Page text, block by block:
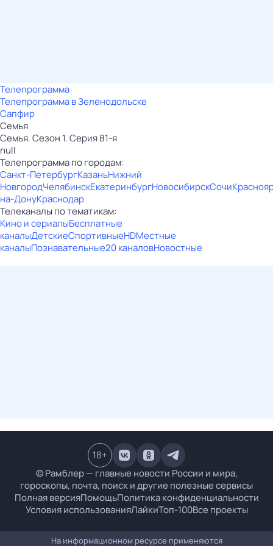
Телепрограмма
Телепрограмма в Зеленодольске
Сапфир
Семья
Семья. Сезон 1. Серия 81-я
null
Телепрограмма по городам:
Санкт-ПетербургКазаньНижний
НовгородЧелябинскЕкатеринбургНовосибирскСочи
на-ДонуКраснодар
Телеканалы по тематикам:
Кино и сериалыБесплатные
каналыДетскиеСпортивныеHDМестные
каналыПознавательные20 каналовНовостные
© Рамблер — главные новости России и мира,
гороскопы, почта, поиск и другие полезные сервисы
Полная версияПомощьПолитика конфиденциальности
Условия использованияЛайкиТоп-100Все проекты
18+
На информационном ресурсе применяются